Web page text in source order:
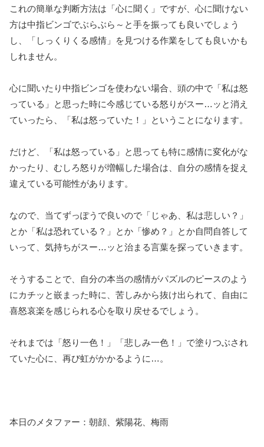
これの簡単な判断方法は「心に聞く」ですが、心に聞けない
方は中指ビンゴでぶらぶら～と手を振っても良いでしょう
し、「しっくりくる感情」を見つける作業をしても良いかも
しれません。
心に聞いたり中指ビンゴを使わない場合、頭の中で「私は怒
っている」と思った時に今感じている怒りがスー…ッと消え
ていったら、「私は怒っていた！」ということになります。
だけど、「私は怒っている」と思っても特に感情に変化がな
かったり、むしろ怒りが増幅した場合は、自分の感情を捉え
違えている可能性があります。
なので、当てずっぽうで良いので「じゃあ、私は悲しい？」
とか「私は恐れている？」とか「惨め？」とか自問自答して
いって、気持ちがスー…ッと治まる言葉を探っていきます。
そうすることで、自分の本当の感情がパズルのピースのよう
にカチッと嵌まった時に、苦しみから抜け出られて、自由に
喜怒哀楽を感じられる心を取り戻せるでしょう。
それまでは「怒り一色！」「悲しみ一色！」で塗りつぶされ
ていた心に、再び虹がかかるように…。
本日のメタファー：朝顔、紫陽花、梅雨